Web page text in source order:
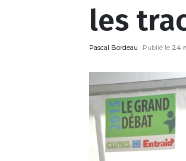
les
Pascal Bordeau Publié le 24